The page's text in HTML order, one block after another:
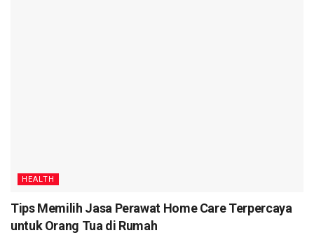
HEALTH
Tips Memilih Jasa Perawat Home Care Terpercaya
untuk Orang Tua di Rumah